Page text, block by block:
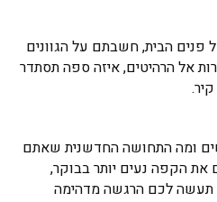
פנים הבית, חשבתם על הגוונים
אל הרהיטים, איזה ספה תסתדר
ומה התחושה החדשנית שאתם
הקפה נעים יותר בבוקר,
תעשה לכם הרגשה מדהימה